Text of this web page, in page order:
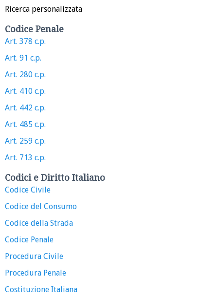
Ricerca personalizzata
Codice Penale
Art. 378 c.p.
Art. 91 c.p.
Art. 280 c.p.
Art. 410 c.p.
Art. 442 c.p.
Art. 485 c.p.
Art. 259 c.p.
Art. 713 c.p.
Codici e Diritto Italiano
Codice Civile
Codice del Consumo
Codice della Strada
Codice Penale
Procedura Civile
Procedura Penale
Costituzione Italiana